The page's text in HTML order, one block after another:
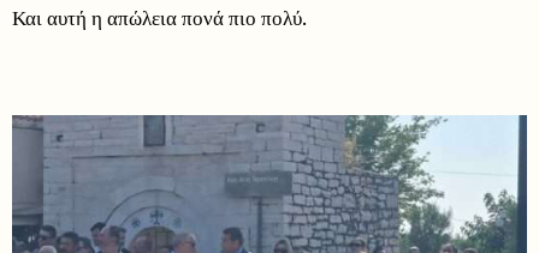
Και αυτή η απώλεια πονά πιο πολύ.